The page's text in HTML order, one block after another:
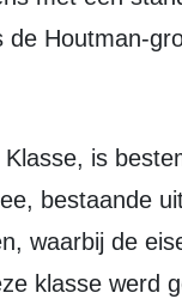
Houtman-
bestaande
waarbij de
klasse werd